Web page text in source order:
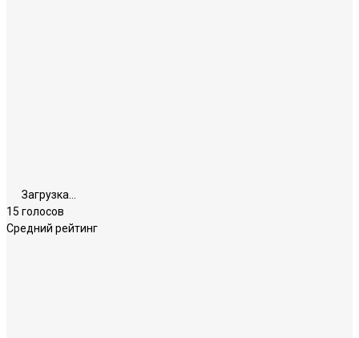
Загрузка...
15 голосов
Средний рейтинг